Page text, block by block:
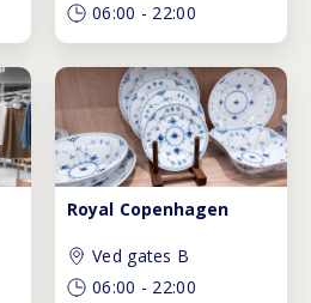
06:00 - 22:00
Royal Copenhagen
Ved gates B
06:00 - 22:00